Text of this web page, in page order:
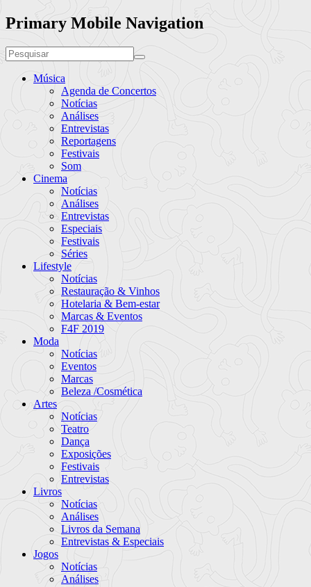
Primary Mobile Navigation
Música
Agenda de Concertos
Notícias
Análises
Entrevistas
Reportagens
Festivais
Som
Cinema
Notícias
Análises
Entrevistas
Especiais
Festivais
Séries
Lifestyle
Notícias
Restauração & Vinhos
Hotelaria & Bem-estar
Marcas & Eventos
F4F 2019
Moda
Notícias
Eventos
Marcas
Beleza /Cosmética
Artes
Notícias
Teatro
Dança
Exposições
Festivais
Entrevistas
Livros
Notícias
Análises
Livros da Semana
Entrevistas & Especiais
Jogos
Notícias
Análises